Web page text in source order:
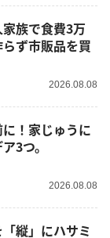
家族で食費3万
ず市販品を買
2026.08.08
！家じゅうに
3つ。
2026.08.08
縦」にハサミ